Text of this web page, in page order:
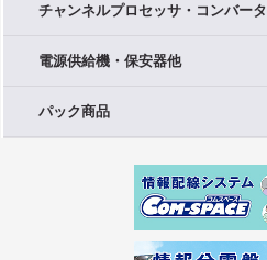
チャンネルプロセッサ・コンバータ
電源供給機・保安器他
パック商品